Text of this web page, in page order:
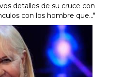
detalles de su cruce con
con los hombre que..."